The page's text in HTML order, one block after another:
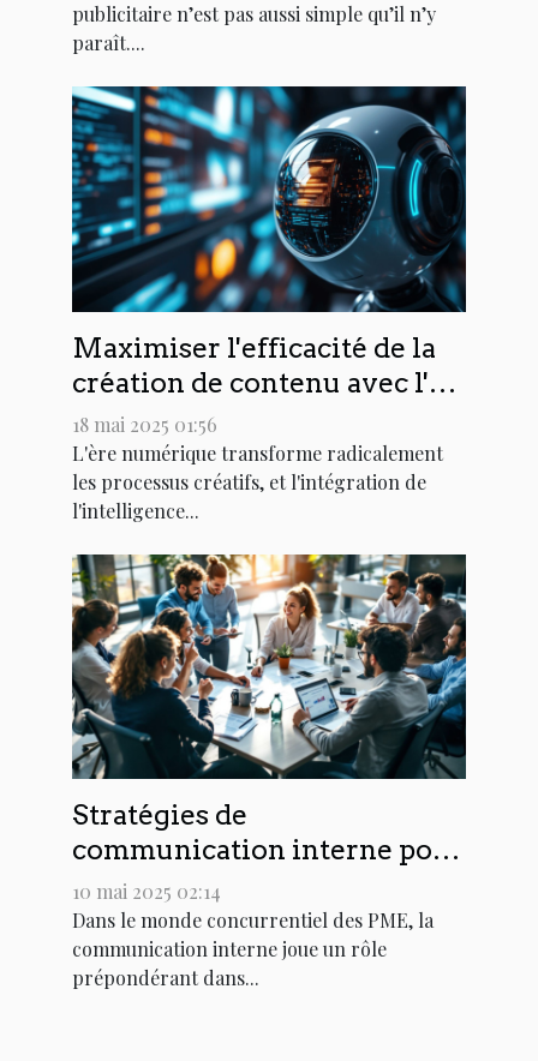
publicitaire n’est pas aussi simple qu’il n’y
paraît....
Maximiser l'efficacité de la
création de contenu avec l'IA
conversationnelle
18 mai 2025 01:56
L'ère numérique transforme radicalement
les processus créatifs, et l'intégration de
l'intelligence...
Stratégies de
communication interne pour
PME Comment booster
l'engagement des employés
10 mai 2025 02:14
Dans le monde concurrentiel des PME, la
communication interne joue un rôle
prépondérant dans...